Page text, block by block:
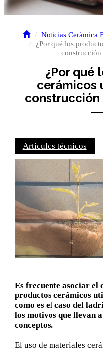
Noticias Ceràmica
¿Por qué los
construcción
¿Por qué
cerámicos
construcción
Artículos técnicos
Es frecuente asociar el
productos cerámicos
como es el caso del
los motivos que llevan
conceptos.
El uso de materiales